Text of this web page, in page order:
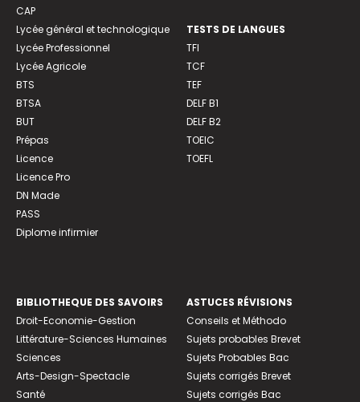
CAP
Lycée général et technologique
Lycée Professionnel
Lycée Agricole
BTS
BTSA
BUT
Prépas
Licence
Licence Pro
DN Made
PASS
Diplome infirmier
TESTS DE LANGUES
TFI
TCF
TEF
DELF B1
DELF B2
TOEIC
TOEFL
BIBLIOTHEQUE DES SAVOIRS
Droit-Economie-Gestion
Littérature-Sciences Humaines
Sciences
Arts-Design-Spectacle
Santé
ASTUCES RÉVISIONS
Conseils et Méthodo
Sujets probables Brevet
Sujets Probables Bac
Sujets corrigés Brevet
Sujets corrigés Bac